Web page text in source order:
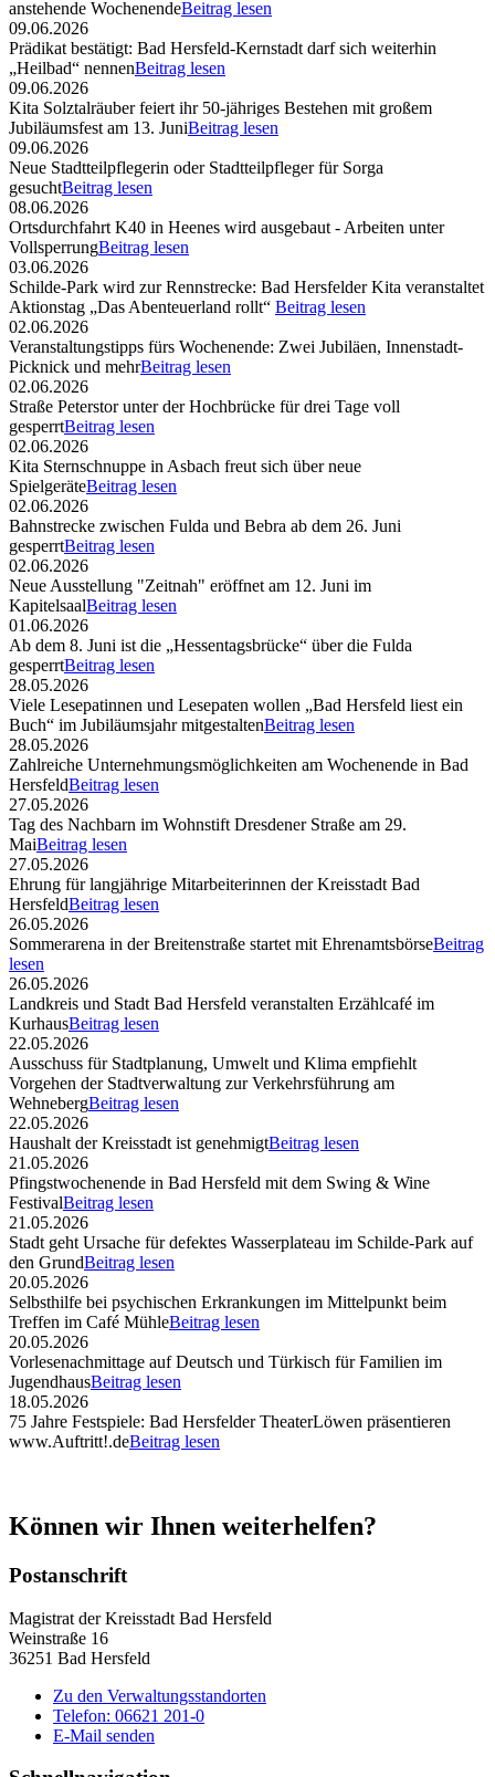
anstehende WochenendeBeitrag lesen
09.06.2026
Prädikat bestätigt: Bad Hersfeld-Kernstadt darf sich weiterhin
„Heilbad“ nennenBeitrag lesen
09.06.2026
Kita Solztalräuber feiert ihr 50-jähriges Bestehen mit großem
Jubiläumsfest am 13. JuniBeitrag lesen
09.06.2026
Neue Stadtteilpflegerin oder Stadtteilpfleger für Sorga
gesuchtBeitrag lesen
08.06.2026
Ortsdurchfahrt K40 in Heenes wird ausgebaut - Arbeiten unter
VollsperrungBeitrag lesen
03.06.2026
Schilde-Park wird zur Rennstrecke: Bad Hersfelder Kita veranstaltet
Aktionstag „Das Abenteuerland rollt“ Beitrag lesen
02.06.2026
Veranstaltungstipps fürs Wochenende: Zwei Jubiläen, Innenstadt-
Picknick und mehrBeitrag lesen
02.06.2026
Straße Peterstor unter der Hochbrücke für drei Tage voll
gesperrtBeitrag lesen
02.06.2026
Kita Sternschnuppe in Asbach freut sich über neue
SpielgeräteBeitrag lesen
02.06.2026
Bahnstrecke zwischen Fulda und Bebra ab dem 26. Juni
gesperrtBeitrag lesen
02.06.2026
Neue Ausstellung "Zeitnah" eröffnet am 12. Juni im
KapitelsaalBeitrag lesen
01.06.2026
Ab dem 8. Juni ist die „Hessentagsbrücke“ über die Fulda
gesperrtBeitrag lesen
28.05.2026
Viele Lesepatinnen und Lesepaten wollen „Bad Hersfeld liest ein
Buch“ im Jubiläumsjahr mitgestaltenBeitrag lesen
28.05.2026
Zahlreiche Unternehmungsmöglichkeiten am Wochenende in Bad
HersfeldBeitrag lesen
27.05.2026
Tag des Nachbarn im Wohnstift Dresdener Straße am 29.
MaiBeitrag lesen
27.05.2026
Ehrung für langjährige Mitarbeiterinnen der Kreisstadt Bad
HersfeldBeitrag lesen
26.05.2026
Sommerarena in der Breitenstraße startet mit EhrenamtsbörseBeitrag
lesen
26.05.2026
Landkreis und Stadt Bad Hersfeld veranstalten Erzählcafé im
KurhausBeitrag lesen
22.05.2026
Ausschuss für Stadtplanung, Umwelt und Klima empfiehlt
Vorgehen der Stadtverwaltung zur Verkehrsführung am
WehnebergBeitrag lesen
22.05.2026
Haushalt der Kreisstadt ist genehmigtBeitrag lesen
21.05.2026
Pfingstwochenende in Bad Hersfeld mit dem Swing & Wine
FestivalBeitrag lesen
21.05.2026
Stadt geht Ursache für defektes Wasserplateau im Schilde-Park auf
den GrundBeitrag lesen
20.05.2026
Selbsthilfe bei psychischen Erkrankungen im Mittelpunkt beim
Treffen im Café MühleBeitrag lesen
20.05.2026
Vorlesenachmittage auf Deutsch und Türkisch für Familien im
JugendhausBeitrag lesen
18.05.2026
75 Jahre Festspiele: Bad Hersfelder TheaterLöwen präsentieren
www.Auftritt!.deBeitrag lesen
Können wir Ihnen weiterhelfen?
Postanschrift
Magistrat der Kreisstadt Bad Hersfeld
Weinstraße 16
36251 Bad Hersfeld
Zu den Verwaltungsstandorten
Telefon: 06621 201-0
E-Mail senden